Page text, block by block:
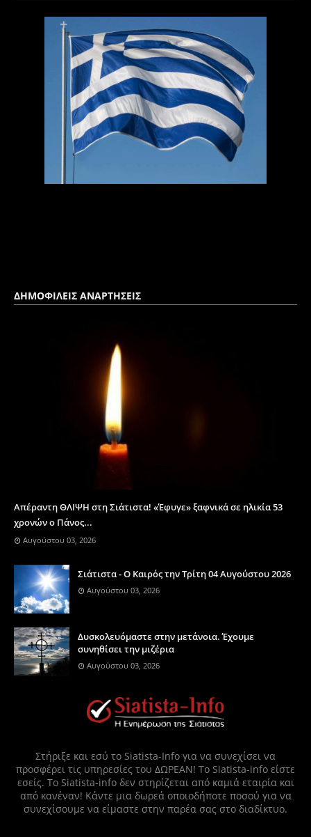
ΔΗΜΟΦΙΛΕΙΣ ΑΝΑΡΤΗΣΕΙΣ
Απέραντη ΘΛΙΨΗ στη Σιάτιστα! «Έφυγε» ξαφνικά σε ηλικία 53
χρονών ο Πάνος...
Αυγούστου 03, 2026
Σιάτιστα - Ο Καιρός την Τρίτη 04 Αυγούστου 2026
Αυγούστου 03, 2026
Δυσκολευόμαστε στην μετάνοια. Έχουμε
συνηθίσει την μιζέρια
Αυγούστου 03, 2026
Στήριξε και εσύ το Siatista-Info για να συνεχίσει να
προσφέρει τις υπηρεσίες του ΔΩΡΕΑΝ! Το Siatista-info είστε
εσείς. Το Siatista-info δεν στηρίζεται από καμιά εταιρία και
από κανέναν! Κάντε μια δωρεά οποιοδήποτε ποσού για να
συνεχίσουμε να είμαστε στην παρέα σας στο διαδίκτυο.